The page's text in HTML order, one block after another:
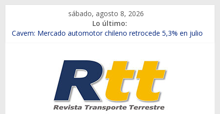
contenido
sábado, agosto 8, 2026
Lo último:
Chile es el primer mercado internacional en lanzar la nueva
Salfa suma vehículos electrificados de Chevrolet en el Biobío
Samex amplía su red con nuevas sucursales en Rancagua y
SINOTRUK Pick-ups presentó la recién estrenada Bolden en
la Expo Compras Públicas 2026